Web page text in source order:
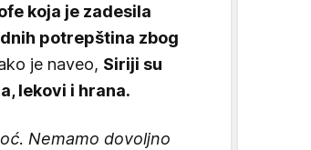
koja je zadesila
potrepština zbog
je naveo, Siriji su
lekovi i hrana.
Nemamo dovoljno